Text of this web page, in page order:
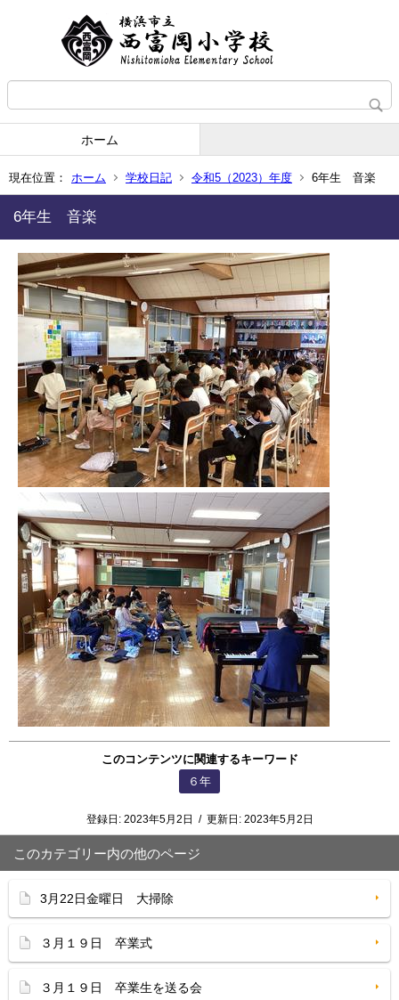
ホーム
現在位置： ホーム 学校日記 令和5（2023）年度 6年生 音楽
6年生 音楽
このコンテンツに関連するキーワード
６年
登録日: 2023年5月2日 / 更新日: 2023年5月2日
このカテゴリー内の他のページ
3月22日金曜日 大掃除
３月１９日 卒業式
３月１９日 卒業生を送る会